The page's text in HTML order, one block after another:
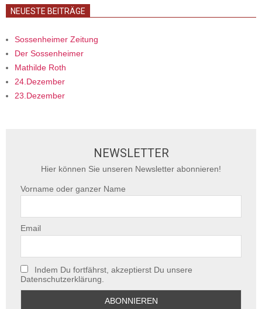
NEUESTE BEITRÄGE
Sossenheimer Zeitung
Der Sossenheimer
Mathilde Roth
24.Dezember
23.Dezember
NEWSLETTER
Hier können Sie unseren Newsletter abonnieren!
Vorname oder ganzer Name
Email
Indem Du fortfährst, akzeptierst Du unsere
Datenschutzerklärung.